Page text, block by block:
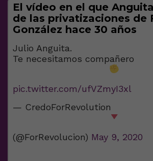
El vídeo en el que
de las privatizaciones de
González hace 30 años
Julio Anguita.
Te necesitamos compañero
pic.twitter.com/ufVZmyI3xl
— CredoForRevolution
(@ForRevolucion) May 9, 2020